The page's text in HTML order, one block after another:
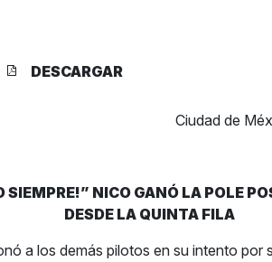
DESCARGAR
Ciudad de
SIEMPRE!” NICO GANÓ LA POLE
DESDE LA QUINTA FILA
a los demás pilotos en su intento por